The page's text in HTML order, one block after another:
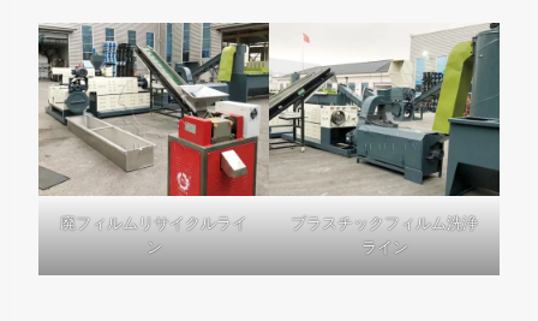
廃フィルムリサイクルライ
ン
プラスチックフィルム洗浄
ライン